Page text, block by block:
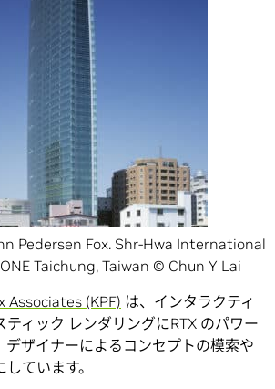
Pedersen Fox. Shr-Hwa International
Taichung, Taiwan © Chun Y Lai
Associates (KPF) は、インタラクティ
ティック レンダリングにRTX のパワー
デザイナーによるコンセプトの模索や
ています。